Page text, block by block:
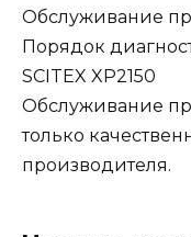
Обслуживание
Порядок
SCITEX XP2150
Обслуживание
только
производителя.